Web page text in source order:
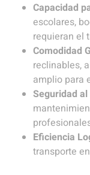
Capacidad
escolares,
requieran el
Comodidad
reclinables,
amplio para
Seguridad
Eficiencia
transporte